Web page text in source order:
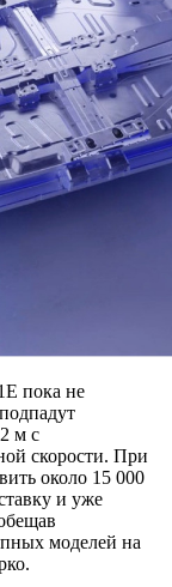
пока не
м с
скорости. При
около 15 000
и уже
моделей на